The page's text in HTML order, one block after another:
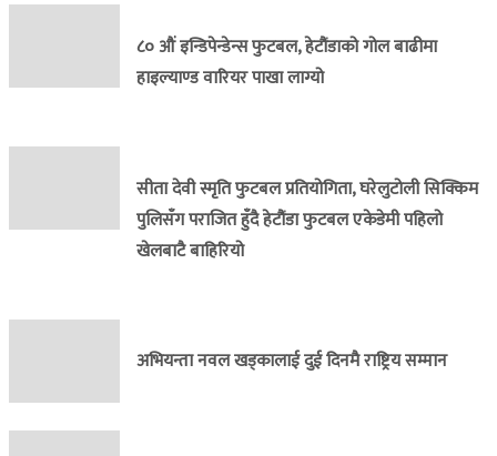
८० औं इन्डिपेन्डेन्स फुटबल, हेटौंडाको गोल बाढीमा
हाइल्याण्ड वारियर पाखा लाग्यो
सीता देवी स्मृति फुटबल प्रतियोगिता, घरेलुटोली सिक्किम
पुलिसँग पराजित हुँदै हेटौंडा फुटबल एकेडेमी पहिलो
खेलबाटै बाहिरियो
अभियन्ता नवल खड्कालाई दुई दिनमै राष्ट्रिय सम्मान